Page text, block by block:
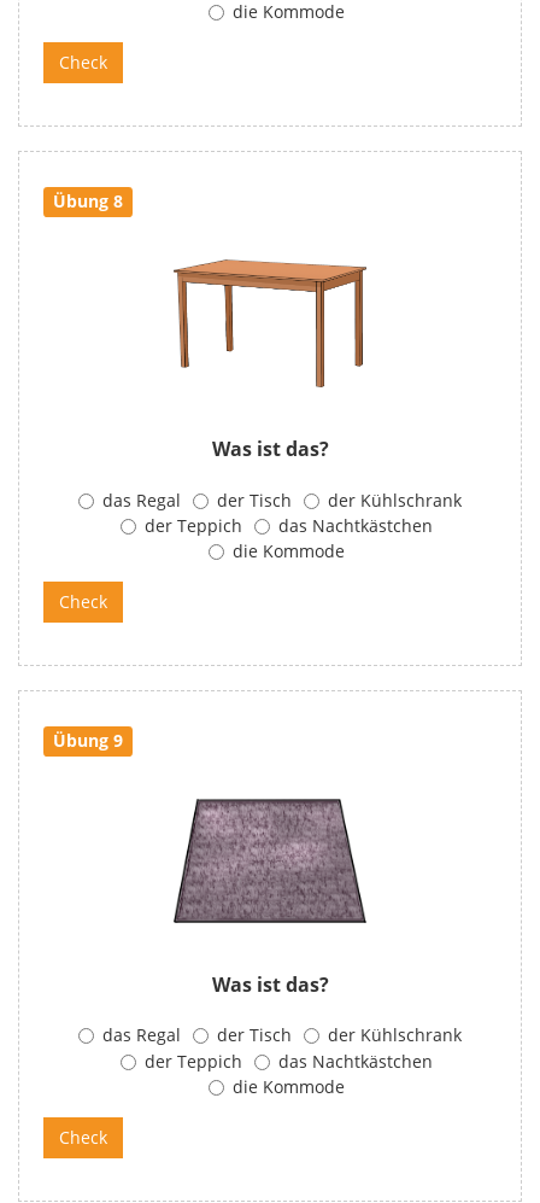
die Kommode
Übung 8
Was ist das?
das Regal der Tisch
der Kühlschrank
der Teppich
das Nachtkästchen
die Kommode
Übung 9
Was ist das?
das Regal der Tisch
der Kühlschrank
der Teppich
das Nachtkästchen
die Kommode